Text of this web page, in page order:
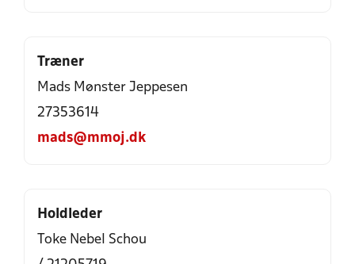
Træner
Mads Mønster Jeppesen
27353614
mads@mmoj.dk
Holdleder
Toke Nebel Schou